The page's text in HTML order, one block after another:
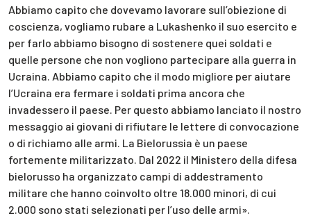
Abbiamo capito che dovevamo lavorare sull’obiezione di
coscienza, vogliamo rubare a Lukashenko il suo esercito e
per farlo abbiamo bisogno di sostenere quei soldati e
quelle persone che non vogliono partecipare alla guerra in
Ucraina. Abbiamo capito che il modo migliore per aiutare
l’Ucraina era fermare i soldati prima ancora che
invadessero il paese. Per questo abbiamo lanciato il nostro
messaggio ai giovani di rifiutare le lettere di convocazione
o di richiamo alle armi. La Bielorussia è un paese
fortemente militarizzato. Dal 2022 il Ministero della difesa
bielorusso ha organizzato campi di addestramento
militare che hanno coinvolto oltre 18.000 minori, di cui
2.000 sono stati selezionati per l’uso delle armi».